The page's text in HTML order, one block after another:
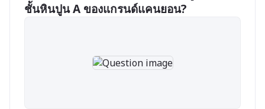
ชั้นหินปูน A ของแกรนด์แคนยอน?